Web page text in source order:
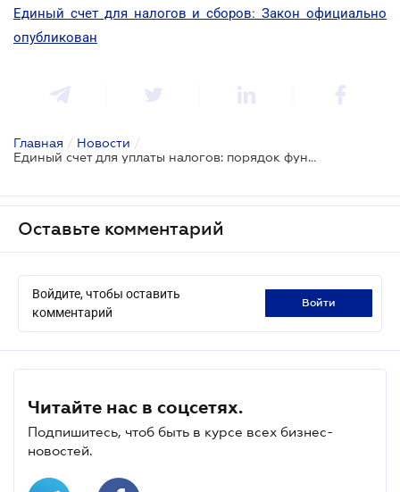
Единый счет для налогов и сборов: Закон официально
опубликован
Главная / Новости /
Единый счет для уплаты налогов: порядок функционирования утвержден
Оставьте комментарий
Войдите, чтобы оставить
комментарий
войти
Читайте нас в соцсетях.
Подпишитесь, чтоб быть в курсе всех бизнес-
новостей.